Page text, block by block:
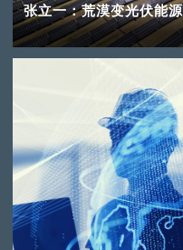
张立一：荒漠变光伏能